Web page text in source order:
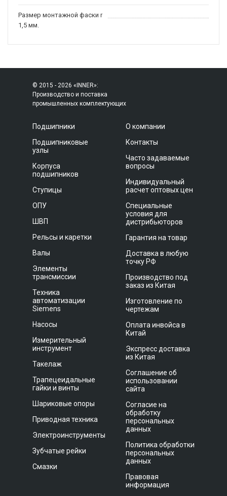
Размер монтажной фаски r
1,5 мм.
© 2015 - 2026 «INNER»:
Производство и поставка
промышленных комплектующих
Подшипники
Подшипниковые
узлы
Корпуса
подшипников
Ступицы
ОПУ
ШВП
Рельсы и каретки
Валы
Элементы
трансмиссии
Техника
автоматизации
Siemens
Насосы
Измерительный
инструмент
Такелаж
Трапецеидальные
гайки и винты
Шариковые опоры
Приводная техника
Электроинструменты
Зубчатые рейки
Смазки
О компании
Контакты
Часто задаваемые
вопросы
Индивидуальный
расчет оптовых цен
Специальные
условия для
дистрибьюторов
Гарантия на товар
Доставка в любую
точку РФ
Производство под
заказ из Китая
Изготовление по
чертежам
Оплата инвойса в
Китай
Экспресс доставка
из Китая
Соглашение об
использовании
сайта
Согласие на
обработку
персональных
данных
Политика обработки
персональных
данных
Правовая
информация